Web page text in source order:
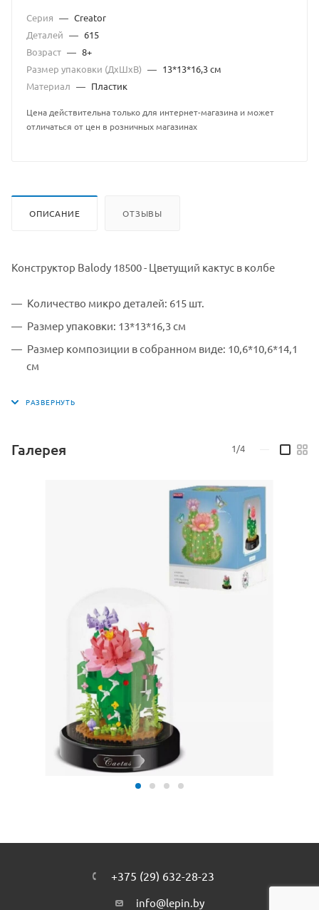
Серия — Creator
Деталей — 615
Возраст — 8+
Размер упаковки (ДхШхВ) — 13*13*16,3 см
Материал — Пластик
Цена действительна только для интернет-магазина и может
отличаться от цен в розничных магазинах
ОПИСАНИЕ ОТЗЫВЫ
Конструктор Balody 18500 - Цветущий кактус в колбе
Количество микро деталей: 615 шт.
Размер упаковки: 13*13*16,3 см
Размер композиции в собранном виде: 10,6*10,6*14,1
см
Материал конструктора: пластик
Галерея 1/4
+375 (29) 632-28-23
info@lepin.by